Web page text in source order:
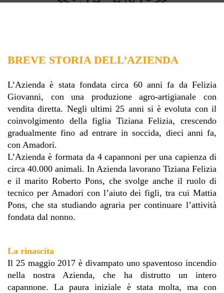
BREVE STORIA DELL’AZIENDA
L’Azienda è stata fondata circa 60 anni fa da Felizia
Giovanni, con una produzione agro-artigianale con
vendita diretta. Negli ultimi 25 anni si è evoluta con il
coinvolgimento della figlia Tiziana Felizia, crescendo
gradualmente fino ad entrare in soccida, dieci anni fa,
con Amadori.
L’Azienda è formata da 4 capannoni per una capienza di
circa 40.000 animali. In Azienda lavorano Tiziana Felizia
tecnico per Amadori con l’aiuto dei figli, tra cui Mattia
Pons, che sta studiando agraria per continuare l’attività
fondata dal nonno.
La rinascita
Il 25 maggio 2017 è divampato uno spaventoso incendio
nella nostra Azienda, che ha distrutto un intero
capannone. La paura iniziale è stata molta, ma con